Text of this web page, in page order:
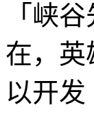
「峡
在，英
以开发